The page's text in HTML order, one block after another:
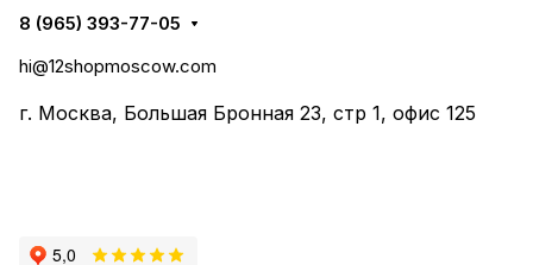
8 (965) 393-77-05
hi@12shopmoscow.com
г. Москва, Большая Бронная 23, стр 1, офис 125